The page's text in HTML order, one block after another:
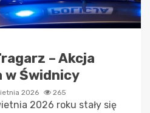
– Akcja
w Świdnicy
2026 265
2026 roku stały się